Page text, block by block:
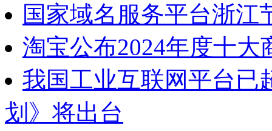
国家域名服务平台浙江
淘宝公布2024年度十大
我国工业互联网平台已
划》将出台